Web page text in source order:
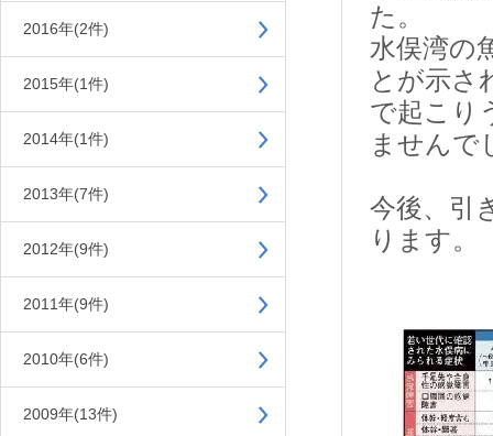
2016年(2件)
2015年(1件)
2014年(1件)
2013年(7件)
2012年(9件)
2011年(9件)
2010年(6件)
2009年(13件)
た。
水俣湾の
とが示さ
で起こり
ませんで
今後、引
ります。